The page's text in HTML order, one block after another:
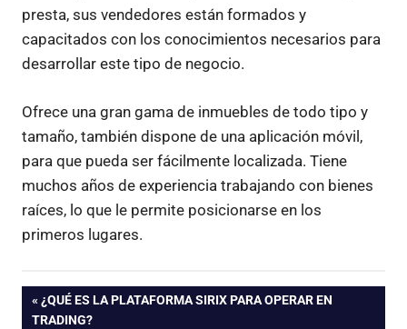
presta, sus vendedores están formados y
capacitados con los conocimientos necesarios para
desarrollar este tipo de negocio.
Ofrece una gran gama de inmuebles de todo tipo y
tamaño, también dispone de una aplicación móvil,
para que pueda ser fácilmente localizada. Tiene
muchos años de experiencia trabajando con bienes
raíces, lo que le permite posicionarse en los
primeros lugares.
Navegación
ENTRADA
ANTERIOR:
¿QUÉ ES LA PLATAFORMA SIRIX PARA OPERAR EN
TRADING?